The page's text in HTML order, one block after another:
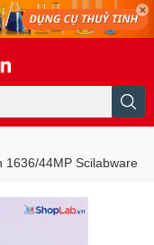
1636/44MP Scilabware